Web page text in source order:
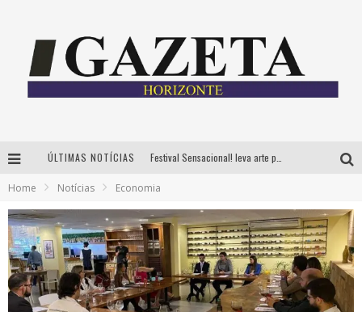
ÚLTIMAS NOTÍCIAS
Grandes shows, cenografia instagramável e resgate das tradições marcam o sucesso da 24ª edição do Forró do Givanildo
PAIS: BOAS HISTÓRIAS E UM BRINDE PARA CELEBRAR OS MOMENTOS QUE FICAM
Home Notícias Economia